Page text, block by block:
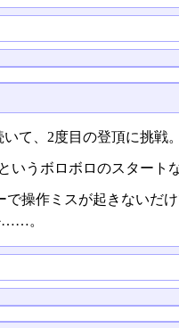
て、2度目の登頂に挑戦。
うボロボロのスタート
操作ミスが起きないだ
……。